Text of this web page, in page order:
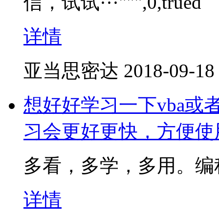
详情
亚当思密达 2018-09-
想好好学习一下vba或
习会更好更快，方便使
多看，多学，多用。
详情